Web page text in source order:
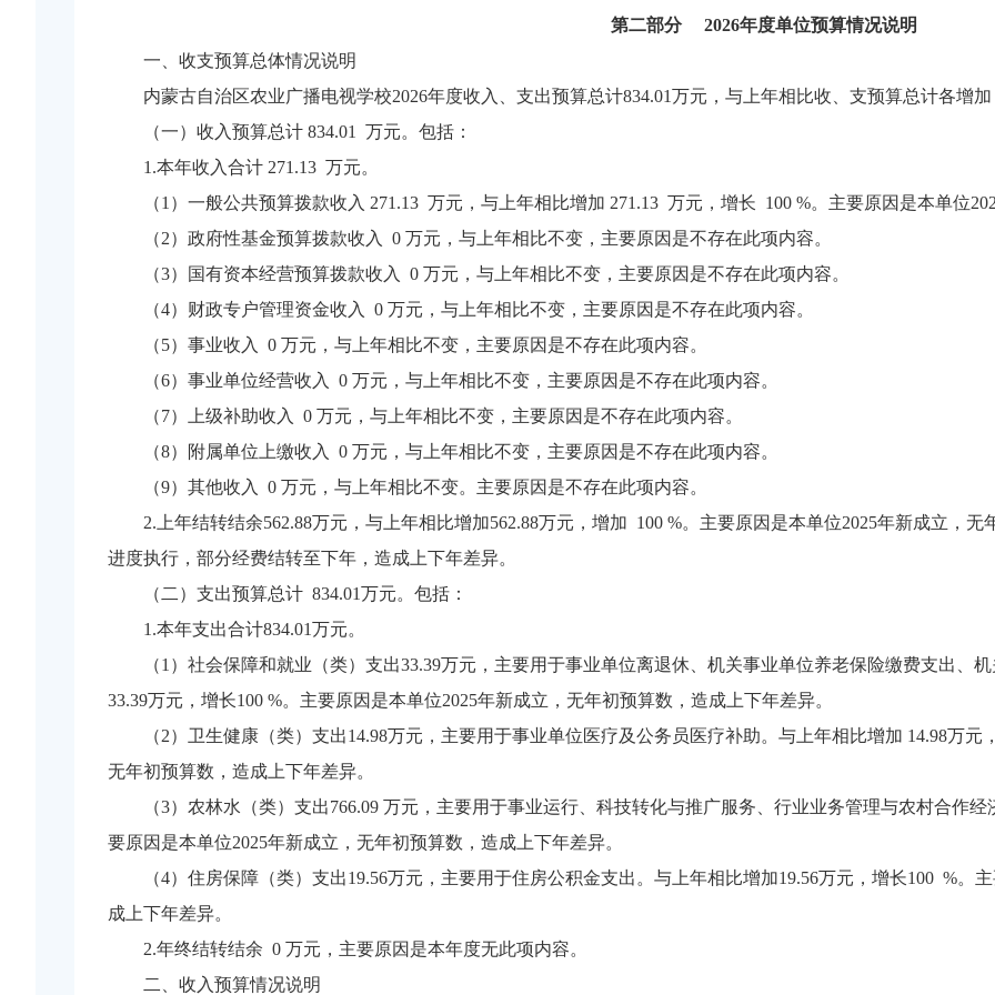
第二部分 2026年度单位预算情况说明
一、收支预算总体情况说明
内蒙古自治区农业广播电视学校2026年度收入、支出预算总计834.01万元，与上年相比收、支预算总计各增
（一）收入预算总计 834.01 万元。包括：
1.本年收入合计 271.13 万元。
（1）一般公共预算拨款收入 271.13 万元，与上年相比增加 271.13 万元，增长 100 %。主要原因是本单位
（2）政府性基金预算拨款收入 0 万元，与上年相比不变，主要原因是不存在此项内容。
（3）国有资本经营预算拨款收入 0 万元，与上年相比不变，主要原因是不存在此项内容。
（4）财政专户管理资金收入 0 万元，与上年相比不变，主要原因是不存在此项内容。
（5）事业收入 0 万元，与上年相比不变，主要原因是不存在此项内容。
（6）事业单位经营收入 0 万元，与上年相比不变，主要原因是不存在此项内容。
（7）上级补助收入 0 万元，与上年相比不变，主要原因是不存在此项内容。
（8）附属单位上缴收入 0 万元，与上年相比不变，主要原因是不存在此项内容。
（9）其他收入 0 万元，与上年相比不变。主要原因是不存在此项内容。
2.上年结转结余562.88万元，与上年相比增加562.88万元，增加 100 %。主要原因是本单位2025年新成立，
进度执行，部分经费结转至下年，造成上下年差异。
（二）支出预算总计 834.01万元。包括：
1.本年支出合计834.01万元。
（1）社会保障和就业（类）支出33.39万元，主要用于事业单位离退休、机关事业单位养老保险缴费支出、
33.39万元，增长100 %。主要原因是本单位2025年新成立，无年初预算数，造成上下年差异。
（2）卫生健康（类）支出14.98万元，主要用于事业单位医疗及公务员医疗补助。与上年相比增加 14.98万
无年初预算数，造成上下年差异。
（3）农林水（类）支出766.09 万元，主要用于事业运行、科技转化与推广服务、行业业务管理与农村合作
要原因是本单位2025年新成立，无年初预算数，造成上下年差异。
（4）住房保障（类）支出19.56万元，主要用于住房公积金支出。与上年相比增加19.56万元，增长100 %。
成上下年差异。
2.年终结转结余 0 万元，主要原因是本年度无此项内容。
二、收入预算情况说明